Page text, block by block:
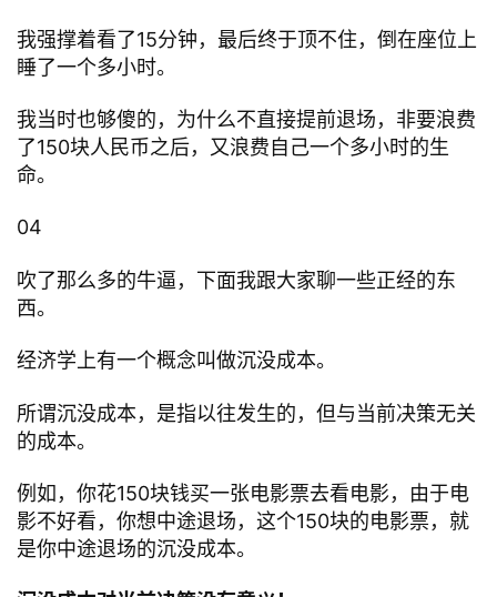
我强撑着看了15分钟，最后终于顶不住，倒在座位上
睡了一个多小时。
我当时也够傻的，为什么不直接提前退场，非要浪费
了150块人民币之后，又浪费自己一个多小时的生
命。
04
吹了那么多的牛逼，下面我跟大家聊一些正经的东
西。
经济学上有一个概念叫做沉没成本。
所谓沉没成本，是指以往发生的，但与当前决策无关
的成本。
例如，你花150块钱买一张电影票去看电影，由于电
影不好看，你想中途退场，这个150块的电影票，就
是你中途退场的沉没成本。